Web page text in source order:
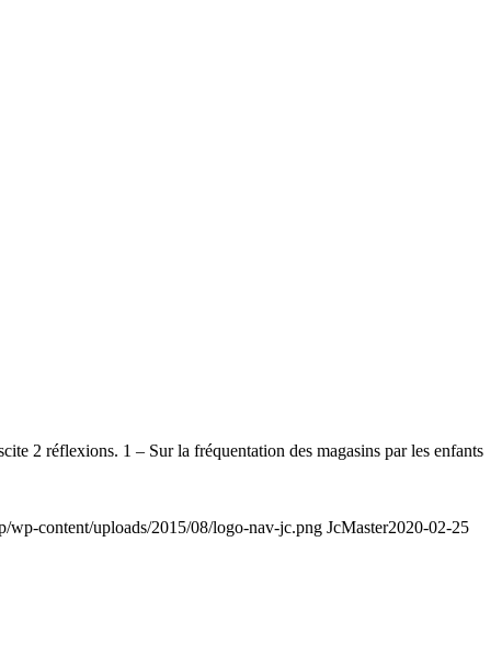
2 réflexions. 1 – Sur la fréquentation des magasins par les enfants
wp-content/uploads/2015/08/logo-nav-jc.png JcMaster2020-02-25